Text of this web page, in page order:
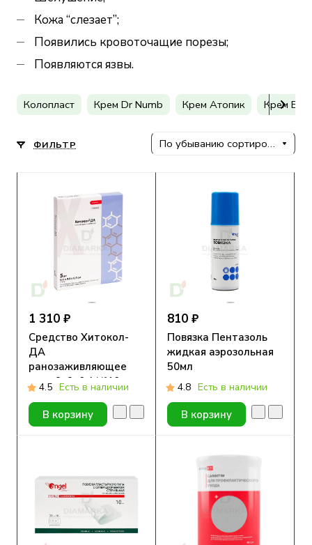
Кожа “cлезает”;
Появились кровоточащие порезы;
Появляются язвы.
Колопласт Крем Dr Numb Крем Атопик Крем
ФИЛЬТР По убыванию сортировки
1 310 ₽
Средство Хитокол-
ДА
ранозаживляющее
стер 9х9х0,4 №10
4.5 Есть в наличии
В корзину
810 ₽
Повязка Пентазоль
жидкая аэрозольная
50мл
4.8 Есть в наличии
В корзину